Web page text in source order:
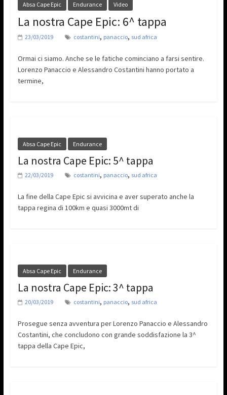
Absa Cape Epic Endurance Video
La nostra Cape Epic: 6^ tappa
23/03/2019 costantini, panaccio, sud africa
Ormai ci siamo. Anche se le fatiche cominciano a farsi sentire.
Lorenzo Panaccio e Alessandro Costantini hanno portato a
termine,
Absa Cape Epic Endurance
La nostra Cape Epic: 5^ tappa
22/03/2019 costantini, panaccio, sud africa
La fine della Cape Epic si avvicina e aver superato anche la
tappa regina di 100km e quasi 3000mt di
Absa Cape Epic Endurance
La nostra Cape Epic: 3^ tappa
20/03/2019 costantini, panaccio, sud africa
Prosegue senza avventura per Lorenzo Panaccio e Alessandro
Costantini, che concludono con grande soddisfazione la 3^
tappa della Cape Epic,